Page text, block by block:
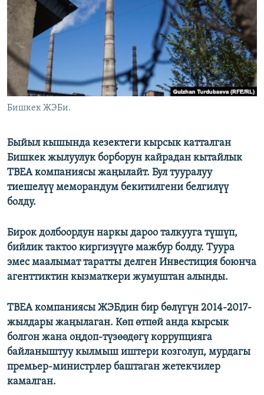
АЗАТТЫК+
ЫҢГАЙСЫЗ СУРООЛОР
ЭЕ/АРнун бардык сайттары
Бишкек ЖЭБи.
Быйыл кышында кезектеги кырсык катталган
Бишкек жылуулук борборун кайрадан кытайлык
ТВЕА компаниясы жаңылайт. Бул тууралуу
тиешелүү меморандум бекитилгени белгилүү
болду.
Бирок долбоордун наркы дароо талкууга түшүп,
бийлик тактоо киргизүүгө мажбур болду. Туура
эмес маалымат таратты делген Инвестиция боюнча
агенттиктин кызматкери жумуштан алынды.
TBEA компаниясы ЖЭБдин бир бөлүгүн 2014-2017-
жылдары жаңылаган. Көп өтпөй анда кырсык
болгон жана оңдоп-түзөөдөгү коррупцияга
байланыштуу кылмыш иштери козголуп, мурдагы
премьер-министрлер баштаган жетекчилер
камалган.